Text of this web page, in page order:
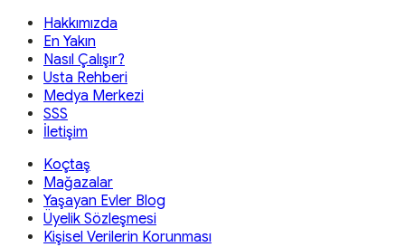
Hakkımızda
En Yakın
Nasıl Çalışır?
Usta Rehberi
Medya Merkezi
SSS
İletişim
Koçtaş
Mağazalar
Yaşayan Evler Blog
Üyelik Sözleşmesi
Kişisel Verilerin Korunması